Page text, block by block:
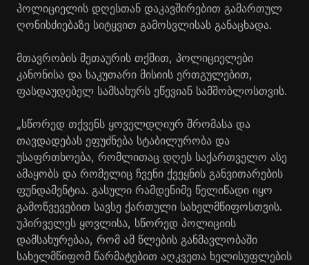
პოლიციელის დღესთან დაკავშირებით გამართულ
ღონისძიებაზე სიტყვით გამოსვლისას განაცხადა.
მთავრობის მეთაურის თქმით, პოლიციელები
კანონისა და საკუთარი მისიის ერთგულებით,
ფასდაუდებელ სამსახურს ეწევიან სამშობლოსთვის.
„სწორედ თქვენს ყოველდღიურ შრომასა და
თავდადებას ეფუძნება სტაბილურობა და
უსაფრთხოება, რომლითაც დღეს საქართველო ასე
ამაყობს და რომელიც ჩვენი ქვეყნის განვითარების
ფუნდამენტია. გასული რამდენიმე წელიწადი იყო
გამოწვევებით სავსე ქართული სახელმწიფოსთვის.
უპირველეს ყოვლისა, სწორედ პოლიციის
დამსახურებაა, რომ ამ წლების განმავლობაში
სახელმწიფომ წარმატებით აღკვეთა ხელისუფლების